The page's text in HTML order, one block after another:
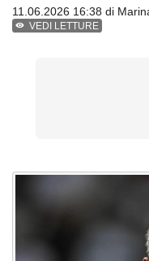
11.06.2026 16:38 di
VEDI LETTURE